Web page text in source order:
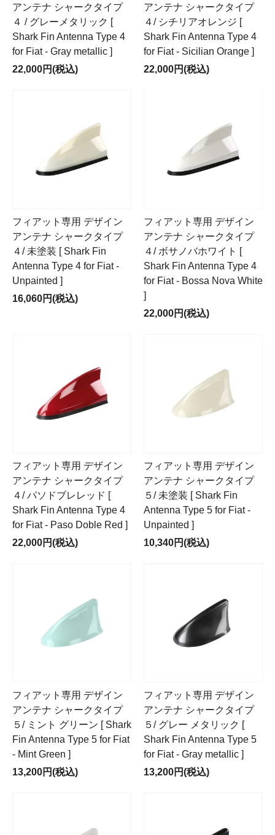
アンテナ シャークタイプ
４ / グレーメタリック [
Shark Fin Antenna Type 4
for Fiat - Gray metallic ]
22,000円(税込)
アンテナ シャークタイプ
４/ シチリアオレンジ [
Shark Fin Antenna Type 4
for Fiat - Sicilian Orange ]
22,000円(税込)
フィアット専用 デザイン
アンテナ シャークタイプ
４/ 未塗装 [ Shark Fin
Antenna Type 4 for Fiat -
Unpainted ]
16,060円(税込)
フィアット専用 デザイン
アンテナ シャークタイプ
４/ ボサノバホワイト [
Shark Fin Antenna Type 4
for Fiat - Bossa Nova White
]
22,000円(税込)
フィアット専用 デザイン
アンテナ シャークタイプ
４/ パソドブレレッド [
Shark Fin Antenna Type 4
for Fiat - Paso Doble Red ]
22,000円(税込)
フィアット専用 デザイン
アンテナ シャークタイプ
５/ 未塗装 [ Shark Fin
Antenna Type 5 for Fiat -
Unpainted ]
10,340円(税込)
フィアット専用 デザイン
アンテナ シャークタイプ
５/ ミント グリーン [ Shark
Fin Antenna Type 5 for Fiat
- Mint Green ]
13,200円(税込)
フィアット専用 デザイン
アンテナ シャークタイプ
５/ グレー メタリック [
Shark Fin Antenna Type 5
for Fiat - Gray metallic ]
13,200円(税込)